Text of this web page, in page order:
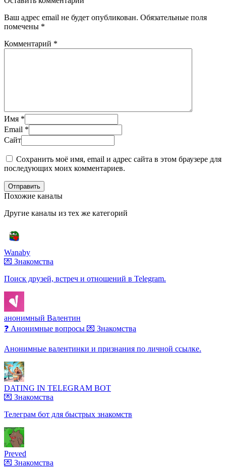
Ваш адрес email не будет опубликован. Обязательные поля
помечены *
Комментарий *
Имя *
Email *
Сайт
Сохранить моё имя, email и адрес сайта в этом браузере для
последующих моих комментариев.
Отправить
Похожие каналы
Другие каналы из тех же категорий
Wanaby
💌 Знакомства
Поиск друзей, встреч и отношений в Telegram.
анонимный Валентин
❓ Анонимные вопросы 💌 Знакомства
Анонимные валентинки и признания по личной ссылке.
DATING IN TELEGRAM BOT
💌 Знакомства
Телеграм бот для быстрых знакомств
Preved
💌 Знакомства